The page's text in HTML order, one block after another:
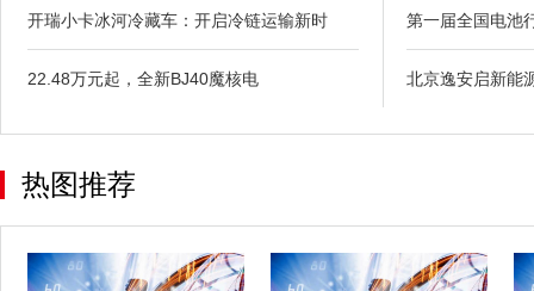
开瑞小卡冰河冷藏车：开启冷链运输新时
22.48万元起，全新BJ40魔核电
第一届全国电池
北京逸安启新能
热图推荐